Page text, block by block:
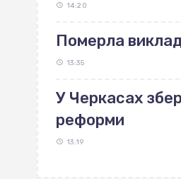
14:20
Померла
13:35
У Черкасах
реформи
13:19